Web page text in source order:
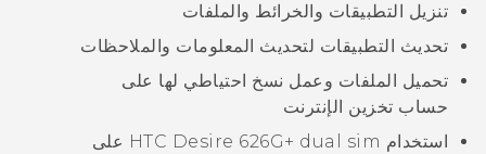
تنزيل التطبيقات والخرائط والملفات
تحديث التطبيقات لتحديث المعلومات والملاحظات
تحميل الملفات وعمل نسخ احتياطي لها على
حساب تخزين الإنترنت
استخدام HTC Desire 626G+ dual sim على